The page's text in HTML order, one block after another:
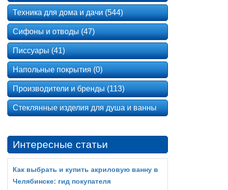
Техника для дома и дачи (544)
Сифоны и отводы (47)
Писсуары (41)
Напольные покрытия (0)
Производители и бренды (113)
Стеклянные изделия для душа и ванны
Интересные статьи
Как выбрать и купить акриловую ванну в
Челябинске: гид покупателя